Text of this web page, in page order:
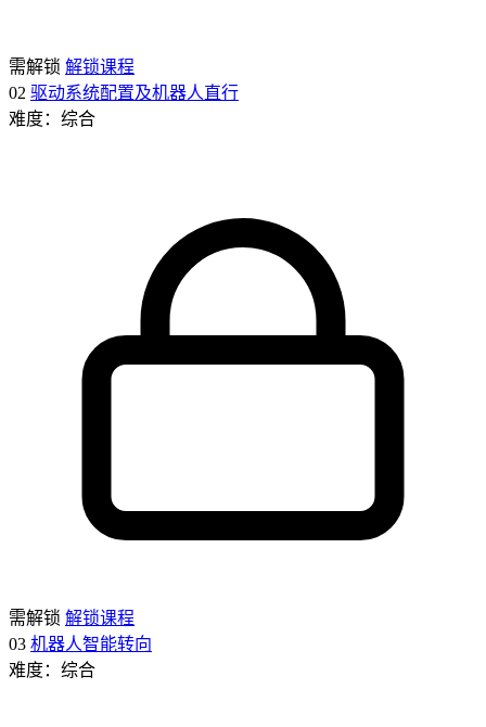
需解锁 解锁课程
02 驱动系统配置及机器人直行
难度：综合
需解锁 解锁课程
03 机器人智能转向
难度：综合